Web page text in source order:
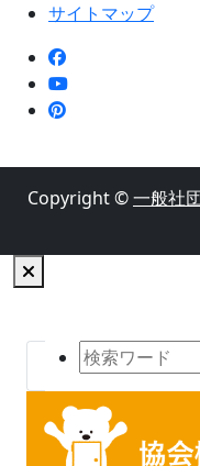
サイトマップ
Copyright ©一般社